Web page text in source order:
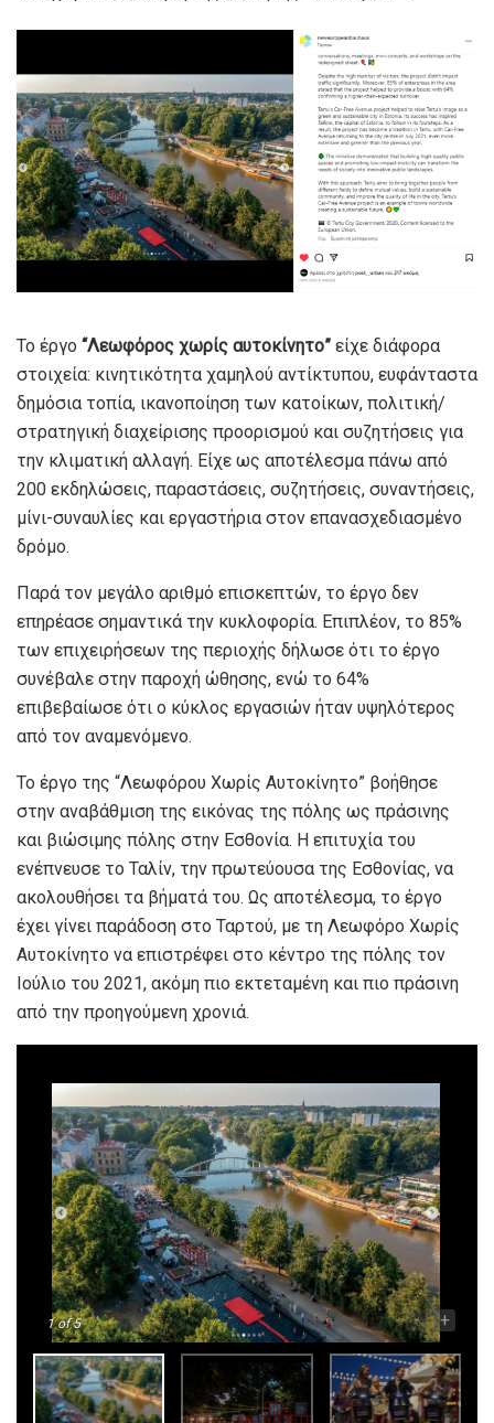
Το έργο “Λεωφόρος χωρίς αυτοκίνητο” είχε διάφορα
στοιχεία: κινητικότητα χαμηλού αντίκτυπου, ευφάνταστα
δημόσια τοπία, ικανοποίηση των κατοίκων, πολιτική/
στρατηγική διαχείρισης προορισμού και συζητήσεις για
την κλιματική αλλαγή. Είχε ως αποτέλεσμα πάνω από
200 εκδηλώσεις, παραστάσεις, συζητήσεις, συναντήσεις,
μίνι-συναυλίες και εργαστήρια στον επανασχεδιασμένο
δρόμο.
Παρά τον μεγάλο αριθμό επισκεπτών, το έργο δεν
επηρέασε σημαντικά την κυκλοφορία. Επιπλέον, το 85%
των επιχειρήσεων της περιοχής δήλωσε ότι το έργο
συνέβαλε στην παροχή ώθησης, ενώ το 64%
επιβεβαίωσε ότι ο κύκλος εργασιών ήταν υψηλότερος
από τον αναμενόμενο.
Το έργο της “Λεωφόρου Χωρίς Αυτοκίνητο” βοήθησε
στην αναβάθμιση της εικόνας της πόλης ως πράσινης
και βιώσιμης πόλης στην Εσθονία. Η επιτυχία του
ενέπνευσε το Ταλίν, την πρωτεύουσα της Εσθονίας, να
ακολουθήσει τα βήματά του. Ως αποτέλεσμα, το έργο
έχει γίνει παράδοση στο Ταρτού, με τη Λεωφόρο Χωρίς
Αυτοκίνητο να επιστρέφει στο κέντρο της πόλης τον
Ιούλιο του 2021, ακόμη πιο εκτεταμένη και πιο πράσινη
από την προηγούμενη χρονιά.
1of 5 - +